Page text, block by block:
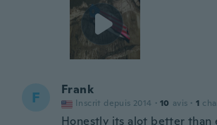
F Frank
Inscrit depuis 2014 · 10 avis · 1
Honestly its alot better than